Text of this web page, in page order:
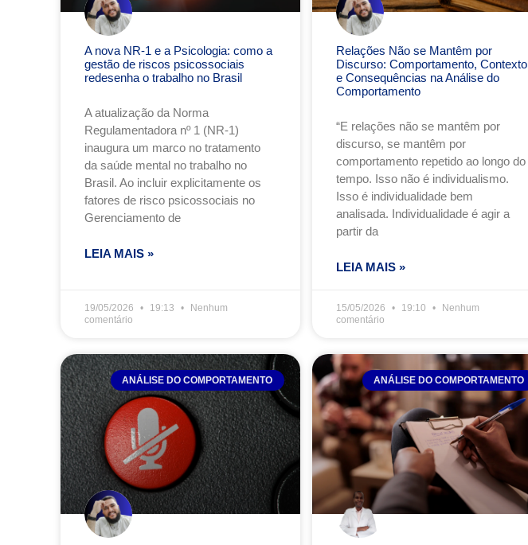
A nova NR-1 e a Psicologia: como a
gestão de riscos psicossociais
redesenha o trabalho no Brasil
A atualização da Norma
Regulamentadora nº 1 (NR-1)
inaugura um marco no tratamento
da saúde mental no trabalho no
Brasil. Ao incluir explicitamente os
fatores de risco psicossociais no
Gerenciamento de
LEIA MAIS »
19/05/2026 19:13
Nenhum
comentário
Relações Não se Mantêm por
Discurso: Comportamento, Contexto
e Consequências na Análise do
Comportamento
“E relações não se mantêm por
discurso, se mantêm por
comportamento repetido ao longo do
tempo. Isso não é individualismo.
Isso é individualidade bem
analisada. Individualidade é agir a
partir da
LEIA MAIS »
15/05/2026 19:10
Nenhum
comentário
ANÁLISE DO COMPORTAMENTO ANÁLISE DO COMPORTAMENTO